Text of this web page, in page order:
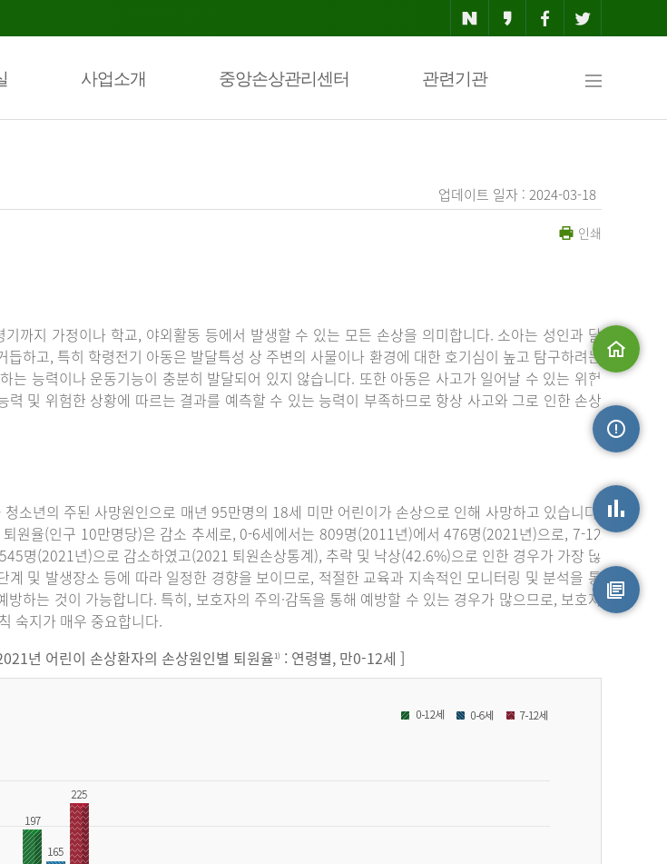
사업소개 중앙손상관리센터 관련기관
맵
업데이트 일자 : 2024-03-18
인쇄
까지 가정이나 학교, 야외활동 등에서 발생할 수 있는 모든 손상을 의미합니다. 소아는 성인과 달
하고, 특히 학령전기 아동은 발달특성 상 주변의 사물이나 환경에 대한 호기심이 높고 탐구하려는
는 능력이나 운동기능이 충분히 발달되어 있지 않습니다. 또한 아동은 사고가 일어날 수 있는 위험
력 및 위험한 상황에 따르는 결과를 예측할 수 있는 능력이 부족하므로 항상 사고와 그로 인한 손상
소년의 주된 사망원인으로 매년 95만명의 18세 미만 어린이가 손상으로 인해 사망하고 있습니다.
원율(인구 10만명당)은 감소 추세로, 0-6세에서는 809명(2011년)에서 476명(2021년)으로, 7-12
명(2021년)으로 감소하였고(2021 퇴원손상통계), 추락 및 낙상(42.6%)으로 인한 경우가 가장 많
계 및 발생장소 등에 따라 일정한 경향을 보이므로, 적절한 교육과 지속적인 모니터링 및 분석을 통
하는 것이 가능합니다. 특히, 보호자의 주의·감독을 통해 예방할 수 있는 경우가 많으므로, 보호자
숙지가 매우 중요합니다.
년 어린이 손상환자의 손상원인별 퇴원율1) : 연령별, 만0-12세 ]
메인으로
손상통계